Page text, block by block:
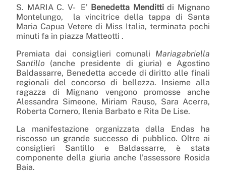
S. MARIA C. V- E’ Benedetta Mendittidi Mignano
Montelungo, la vincitrice della tappa di Santa
Maria Capua Vetere di Miss Italia, terminata pochi
minuti fa in piazza Matteotti .
Premiata dai consiglieri comunali Mariagabriella
Santillo (anche presidente di giuria) e Agostino
Baldassarre, Benedetta accede di diritto alle finali
regionali del concorso di bellezza. Insieme alla
ragazza di Mignano vengono promosse anche
Alessandra Simeone, Miriam Rauso, Sara Acerra,
Roberta Cornero, Ilenia Barbato e Rita De Lise.
La manifestazione organizzata dalla Endas ha
riscosso un grande successo di pubblico. Oltre ai
consiglieri Santillo e Baldassarre, è stata
componente della giuria anche l’assessore Rosida
Baia.